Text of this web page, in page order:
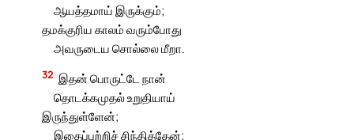
ஆயத்தமாய் இருக்கும்;
தமக்குரிய காலம் வரும்போது
அவருடைய சொல்லை மீறா.
32 இதன் பொருட்டே நான்
தொடக்கமுதல் உறுதியாய்
இருந்துள்ளேன்;
இதைப்பற்றிச் சிந்தித்தேன்;